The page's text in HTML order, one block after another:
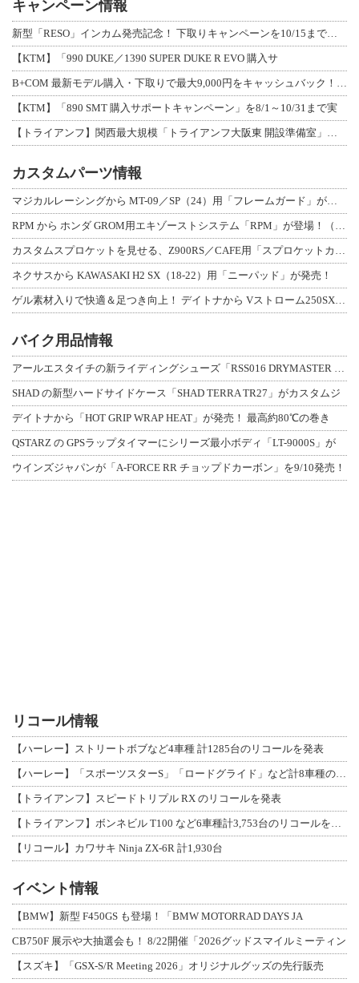
キャンペーン情報
【KTM】「990 DUKE／1390 SUPER DUKE R EVO 購入サ
【KTM】「890 SMT 購入サポートキャンペーン」を8/1～10/31まで実
カスタムパーツ情報
ネクサスから KAWASAKI H2 SX（18-22）用「ニーパッド」が発売！
バイク用品情報
SHAD の新型ハードサイドケース「SHAD TERRA TR27」がカスタムジ
デイトナから「HOT GRIP WRAP HEAT」が発売！ 最高約80℃の巻き
QSTARZ の GPSラップタイマーにシリーズ最小ボディ「LT-9000S」が
ウインズジャパンが「A-FORCE RR チョップドカーボン」を9/10発売！
リコール情報
【ハーレー】ストリートボブなど4車種 計1285台のリコールを発表
【トライアンフ】スピードトリプル RX のリコールを発表
【リコール】カワサキ Ninja ZX-6R 計1,930台
イベント情報
【BMW】新型 F450GS も登場！「BMW MOTORRAD DAYS JA
CB750F 展示や大抽選会も！ 8/22開催「2026グッドスマイルミーティン
【スズキ】「GSX-S/R Meeting 2026」オリジナルグッズの先行販売